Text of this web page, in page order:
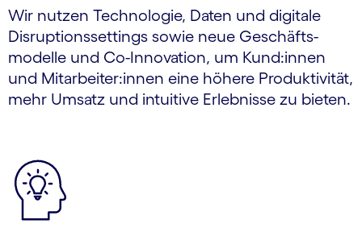
Wir nutzen Technologie, Daten und digitale
Disruptions­settings sowie neue Geschäfts­
modelle und Co-Innovation, um Kund:innen
und Mitarbeiter:innen eine höhere Produktivität,
mehr Umsatz und intuitive Erlebnisse zu bieten.